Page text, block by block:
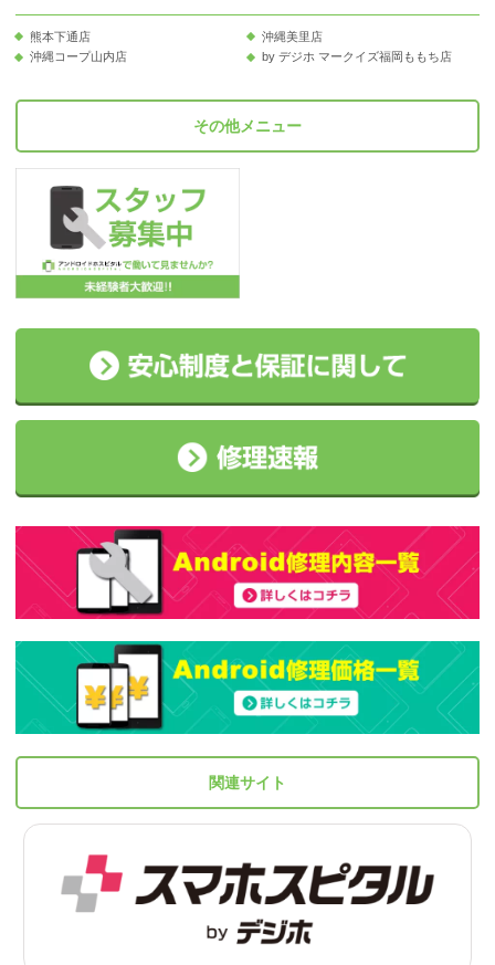
熊本下通店
沖縄美里店
沖縄コープ山内店
by デジホ マークイズ福岡ももち店
その他メニュー
関連サイト